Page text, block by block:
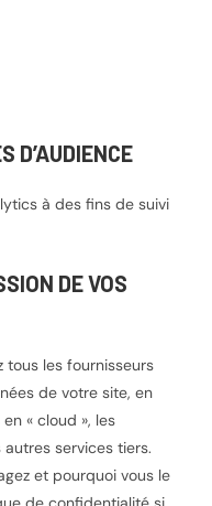
D’AUDIENCE
à des fins de suivi
DE VOS
tous les fournisseurs
de votre site, en
« cloud », les
services tiers.
et pourquoi vous le